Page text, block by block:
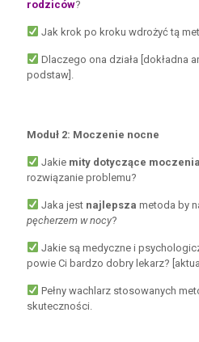
rodziców?
Jak krok po kroku wdrożyć tą
Dlaczego ona działa [dokładna
podstaw].
Moduł 2: Moczenie nocne
Jakie mity dotyczące
rozwiązanie problemu?
Jaka jest najlepsza metoda by
pęcherzem w nocy?
Jakie są medyczne i
powie Ci bardzo dobry lekarz?
Pełny wachlarz stosowanych
skuteczności.